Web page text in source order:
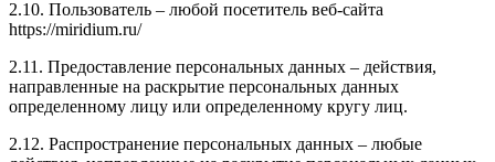
2.10. Пользователь – любой посетитель веб-сайта
https://miridium.ru/
2.11. Предоставление персональных данных – действия,
направленные на раскрытие персональных данных
определенному лицу или определенному кругу лиц.
2.12. Распространение персональных данных – любые